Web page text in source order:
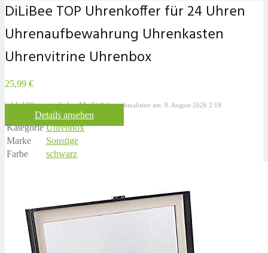
DiLiBee TOP Uhrenkoffer für 24 Uhren
Uhrenaufbewahrung Uhrenkasten
Uhrenvitrine Uhrenbox
25,99 €
inkl. 19% gesetzlicher MwSt.Zuletzt aktualisiert am: 8. August 2026 2:18
Details ansehen
Kategorie Uhrenbox
Marke
Sonstige
Farbe
schwarz